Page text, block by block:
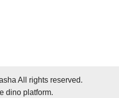
All rights reserved.
dino platform.